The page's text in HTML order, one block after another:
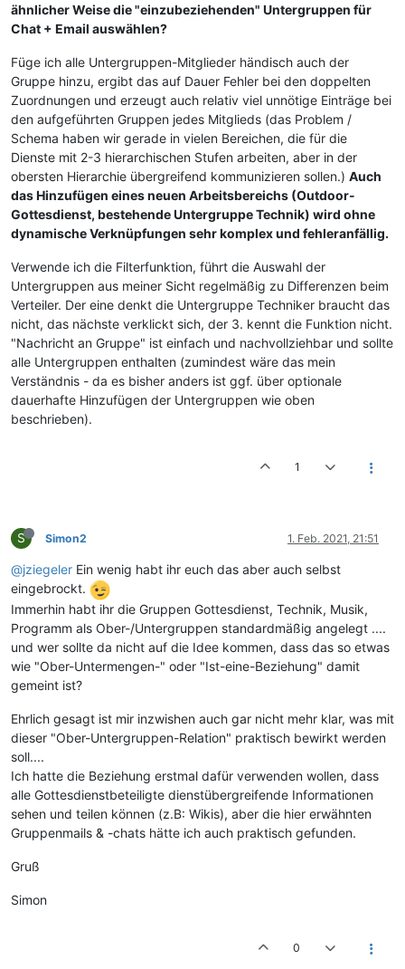
ähnlicher Weise die "einzubeziehenden" Untergruppen für
Chat + Email auswählen?
Füge ich alle Untergruppen-Mitglieder händisch auch der
Gruppe hinzu, ergibt das auf Dauer Fehler bei den doppelten
Zuordnungen und erzeugt auch relativ viel unnötige Einträge bei
den aufgeführten Gruppen jedes Mitglieds (das Problem /
Schema haben wir gerade in vielen Bereichen, die für die
Dienste mit 2-3 hierarchischen Stufen arbeiten, aber in der
obersten Hierarchie übergreifend kommunizieren sollen.) Auch
das Hinzufügen eines neuen Arbeitsbereichs (Outdoor-
Gottesdienst, bestehende Untergruppe Technik) wird ohne
dynamische Verknüpfungen sehr komplex und fehleranfällig.
Verwende ich die Filterfunktion, führt die Auswahl der
Untergruppen aus meiner Sicht regelmäßig zu Differenzen beim
Verteiler. Der eine denkt die Untergruppe Techniker braucht das
nicht, das nächste verklickt sich, der 3. kennt die Funktion nicht.
"Nachricht an Gruppe" ist einfach und nachvollziehbar und sollte
alle Untergruppen enthalten (zumindest wäre das mein
Verständnis - da es bisher anders ist ggf. über optionale
dauerhafte Hinzufügen der Untergruppen wie oben
beschrieben).
1
S Simon2 1. Feb. 2021, 21:51
@jziegeler Ein wenig habt ihr euch das aber auch selbst
eingebrockt.
Immerhin habt ihr die Gruppen Gottesdienst, Technik, Musik,
Programm als Ober-/Untergruppen standardmäßig angelegt ....
und wer sollte da nicht auf die Idee kommen, dass das so etwas
wie "Ober-Untermengen-" oder "Ist-eine-Beziehung" damit
gemeint ist?
Ehrlich gesagt ist mir inzwishen auch gar nicht mehr klar, was mit
dieser "Ober-Untergruppen-Relation" praktisch bewirkt werden
soll....
Ich hatte die Beziehung erstmal dafür verwenden wollen, dass
alle Gottesdienstbeteiligte dienstübergreifende Informationen
sehen und teilen können (z.B: Wikis), aber die hier erwähnten
Gruppenmails & -chats hätte ich auch praktisch gefunden.
Gruß
Simon
0